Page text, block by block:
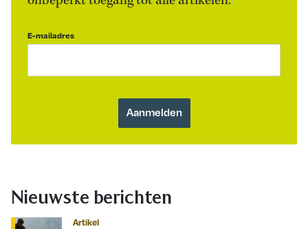
E-mailadres
Nieuwste berichten
Artikel